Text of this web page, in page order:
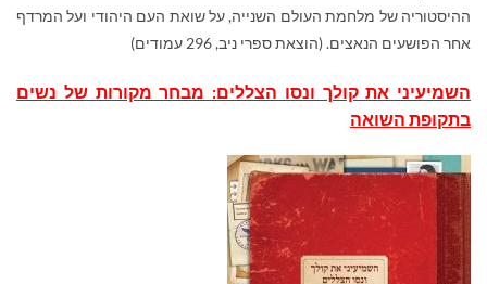
ההיסטוריה של מלחמת העולם השנייה, על שואת העם היהודי ועל המרדף
אחר הפושעים הנאצים. (הוצאת ספרי ניב, 296 עמודים)
השמיעיני את קולך ונסו הצללים: מבחר מקורות של נשים
בתקופת השואה